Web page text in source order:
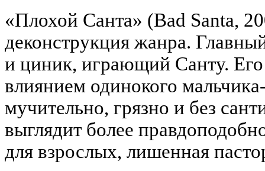
«Плохой Санта» (Bad Santa,
деконструкция жанра.
и циник, играющий Санту.
влиянием одинокого
мучительно, грязно и без
выглядит более
для взрослых, лишенная